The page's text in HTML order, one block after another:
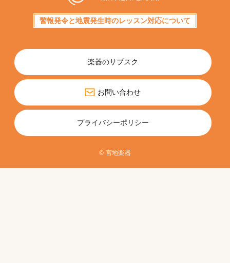
警報発令と地震発生時のレッスン対応について
楽器のサブスク
お問い合わせ
プライバシーポリシー
© 宮地楽器